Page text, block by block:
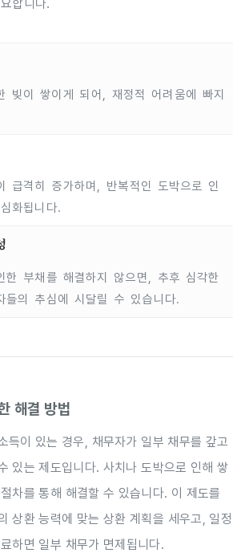
합니다.
빚이 쌓이게 되어, 재정적 어려움에 빠지
급격히 증가하며, 반복적인 도박으로 인
화됩니다.
한 부채를 해결하지 않으면, 추후 심각한
들의 추심에 시달릴 수 있습니다.
해결 방법
득이 있는 경우, 채무자가 일부 채무를 갚고
있는 제도입니다. 사치나 도박으로 인해 쌓
차를 통해 해결할 수 있습니다. 이 제도를
상환 능력에 맞는 상환 계획을 세우고, 일정
하면 일부 채무가 면제됩니다.